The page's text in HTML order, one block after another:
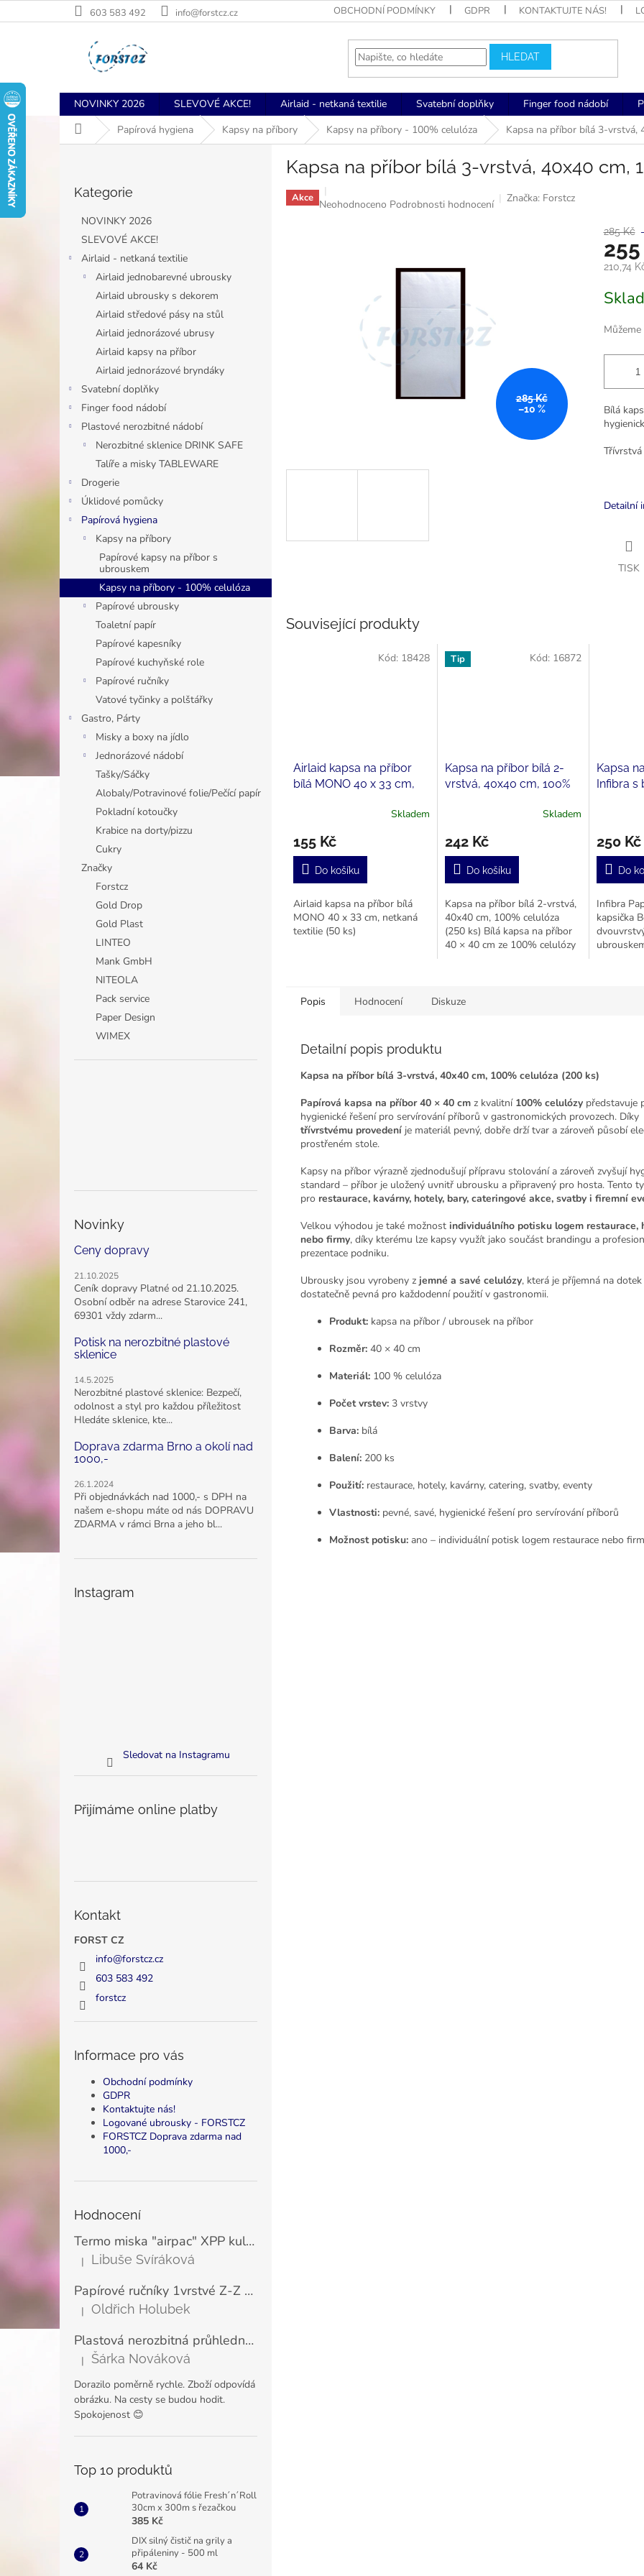
na
603 583 492 info@forstcz.cz OBCHODNÍ PODMÍNKY GDPR KONTAKTUJTE NÁS!
HLEDAT
NOVINKY 2026 SLEVOVÉ AKCE! Airlaid - netkaná textilie Svatební doplňky Finger food nádobí
Domů Papírová hygiena Kapsy na příbory Kapsy na příbory - 100% celulóza Kapsa na příbor bílá 3-vrstvá,
kategorie
Kategorie
NOVINKY 2026
SLEVOVÉ AKCE!
Airlaid - netkaná textilie
Airlaid jednobarevné ubrousky
Airlaid ubrousky s dekorem
Airlaid středové pásy na stůl
Airlaid jednorázové ubrusy
Airlaid kapsy na příbor
Airlaid jednorázové bryndáky
Svatební doplňky
Finger food nádobí
Plastové nerozbitné nádobí
Nerozbitné sklenice DRINK SAFE
Talíře a misky TABLEWARE
Drogerie
Úklidové pomůcky
Papírová hygiena
Kapsy na příbory
Papírové kapsy na příbor s
ubrouskem
Kapsy na příbory - 100% celulóza
Papírové ubrousky
Toaletní papír
Papírové kapesníky
Papírové kuchyňské role
Papírové ručníky
Vatové tyčinky a polštářky
Gastro, Párty
Misky a boxy na jídlo
Jednorázové nádobí
Tašky/Sáčky
Alobaly/Potravinové folie/Pečící papír
Pokladní kotoučky
Krabice na dorty/pizzu
Cukry
Značky
Forstcz
Gold Drop
Gold Plast
LINTEO
Mank GmbH
NITEOLA
Pack service
Paper Design
WIMEX
Novinky
Ceny dopravy
21.10.2025
Ceník dopravy Platné od 21.10.2025.
Osobní odběr na adrese Starovice 241,
69301 vždy zdarm...
Potisk na nerozbitné plastové
sklenice
14.5.2025
Nerozbitné plastové sklenice: Bezpečí,
odolnost a styl pro každou příležitost
Hledáte sklenice, kte...
Doprava zdarma Brno a okolí nad
1000,-
26.1.2024
Při objednávkách nad 1000,- s DPH na
našem e-shopu máte od nás DOPRAVU
ZDARMA v rámci Brna a jeho bl...
Instagram
Sledovat na Instagramu
Přijímáme online platby
Kontakt
FORST CZ
info@forstcz.cz
603 583 492
forstcz
Informace pro vás
Obchodní podmínky
GDPR
Kontaktujte nás!
Logované ubrousky - FORSTCZ
FORSTCZ Doprava zdarma nad
1000,-
Hodnocení
Termo miska "airpac" XPP kulatá bílá 500 ml, Ø11,5 cm (25 ks)
Hodnocení produktu je 5 z 5 hvězdiček.
| Libuše Svíráková
Papírové ručníky 1vrstvé Z-Z zelené LINTEO ECONOMY 23x25 cm (200 ks)
Hodnocení produktu je 5 z 5 hvězdiček.
| Oldřich Holubek
Plastová nerozbitná průhledná sklenice na šampaňské a prosecco VERONA 180 ml
Hodnocení produktu je 5 z 5 hvězdiček.
| Šárka Nováková
Dorazilo poměrně rychle. Zboží odpovídá
obrázku. Na cesty se budou hodit.
Spokojenost 😊
Top 10 produktů
Potravinová fólie Fresh´n´Roll
30cm x 300m s řezačkou
385 Kč
DIX silný čistič na grily a
připáleniny - 500 ml
64 Kč
Kapsa na příbor bílá 3-vrstvá, 40x40 cm,
Akce Průměrné
Neohodnoceno Podrobnosti hodnocení Značka: Forstcz
285 Kč
–10 %
285 Kč
210,74
cena:
Bílá
Detailní
TISK
Související produkty
Airlaid kapsa na příbor
bílá MONO 40 x 33 cm,
Skladem
155 Kč
Do košíku
Airlaid kapsa na příbor bílá
MONO 40 x 33 cm, netkaná
textilie (50 ks)
Kód: 18428 Tip
Kapsa na příbor bílá 2-
vrstvá, 40x40 cm, 100%
Skladem
242 Kč
Do košíku
Kapsa na příbor bílá 2-vrstvá,
40x40 cm, 100% celulóza
(250 ks) Bílá kapsa na příbor
40 × 40 cm ze 100% celulózy
Kód: 16872
Kapsa
Infibra s
250 Kč
Do
Infibra
kapsička
Popis Hodnocení Diskuze
Detailní popis produktu
Kapsa na příbor bílá 3-vrstvá, 40x40 cm, 100% celulóza (200 ks)
Papírová kapsa na příbor 40 × 40 cm z kvalitní 100% celulózy představuje
hygienické řešení pro servírování příborů v gastronomických provozech. Díky
třívrstvému provedení je materiál pevný, dobře drží tvar a zároveň působí
prostřeném stole.
Kapsy na příbor výrazně zjednodušují přípravu stolování a zároveň zvyšují
standard – příbor je uložený uvnitř ubrousku a připravený pro hosta. Tento
pro restaurace, kavárny, hotely, bary, cateringové akce, svatby i firemní
Velkou výhodou je také možnost individuálního potisku logem restaurace,
nebo firmy, díky kterému lze kapsy využít jako součást brandingu a
prezentace podniku.
Ubrousky jsou vyrobeny z jemné a savé celulózy, která je příjemná na
dostatečně pevná pro každodenní použití v gastronomii.
Produkt: kapsa na příbor / ubrousek na příbor
Rozměr: 40 × 40 cm
Materiál: 100 % celulóza
Počet vrstev: 3 vrstvy
Barva: bílá
Balení: 200 ks
Použití: restaurace, hotely, kavárny, catering, svatby, eventy
Vlastnosti: pevné, savé, hygienické řešení pro servírování příborů
Možnost potisku: ano – individuální potisk logem restaurace nebo